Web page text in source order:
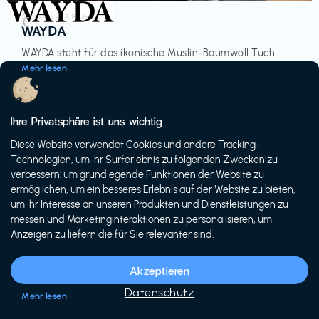
Accessoires & Fashion
WAYDA
WAYDA steht für das ikonische Muslin-Baumwoll Tuch...
Mehr lesen
€‎
-20%
Siech Cycles
Entdecke den Schweizer Brand für urbane Fahrräder...
Mehr lesen
Ihre Privatsphäre ist uns wichtig
Diese Website verwendet Cookies und andere Tracking-
Technologien, um Ihr Surferlebnis zu folgenden Zwecken zu
verbessern: um grundlegende Funktionen der Website zu
ermöglichen, um ein besseres Erlebnis auf der Website zu bieten,
um Ihr Interesse an unseren Produkten und Dienstleistungen zu
messen und Marketinginteraktionen zu personalisieren, um
Anzeigen zu liefern die für Sie relevanter sind.
Akzeptieren
Datenschutz